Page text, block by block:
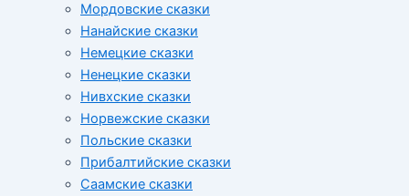
Мордовские сказки
Нанайские сказки
Немецкие сказки
Ненецкие сказки
Нивхские сказки
Норвежские сказки
Польские сказки
Прибалтийские сказки
Cаамские сказки